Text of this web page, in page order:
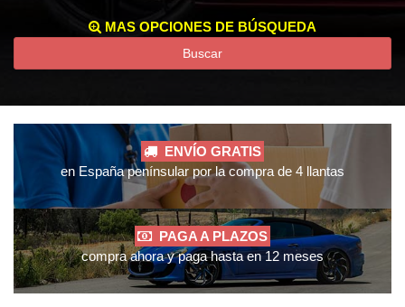
MAS OPCIONES DE BÚSQUEDA
Buscar
ENVÍO GRATIS
en España penínsular por la compra de 4 llantas
PAGA A PLAZOS
compra ahora y paga hasta en 12 meses